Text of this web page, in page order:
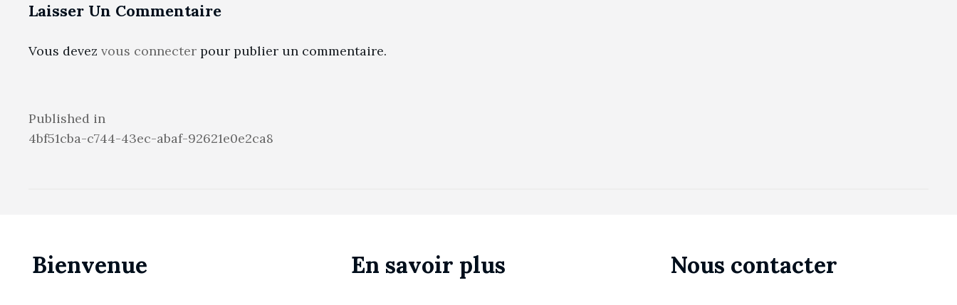
Laisser Un Commentaire
Vous devez vous connecter pour publier un commentaire.
Navigation
Published in
4bf51cba-c744-43ec-abaf-92621e0e2ca8
Bienvenue En savoir plus Nous contacter